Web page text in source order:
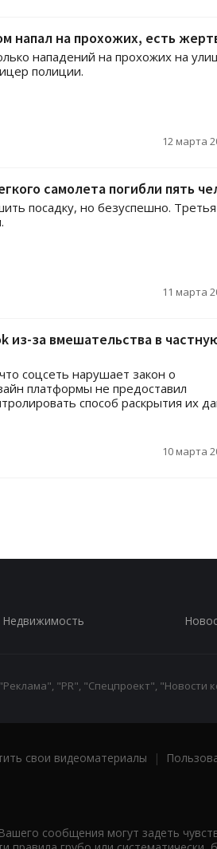
напал на прохожих, есть
нападений на прохожих на
полиции.
12 марта
самолета погибли пять
посадку, но безуспешно. Третья
11 марта
из-за вмешательства в
соцсеть нарушает закон о
платформы не предоставил
способ раскрытия их
10 марта
Недвижимость
"PR", "Спецпроект", "Новости
свои видеоматериалы |
сообщения могут задеть